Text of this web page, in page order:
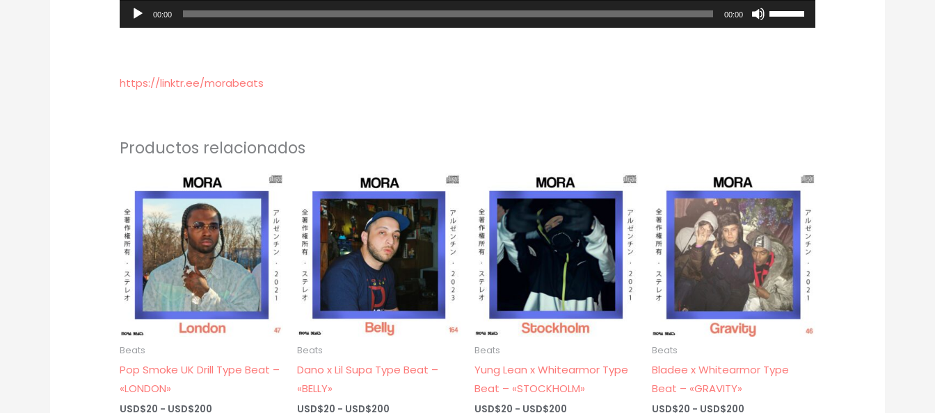
Reproductor
de
00:00 00:00
Utiliza
las
disminuir
el
volumen.
https://linktr.ee/morabeats
Productos relacionados
Beats
Pop Smoke UK Drill Type Beat –
«LONDON»
USD$20 - USD$200
Beats
Dano x Lil Supa Type Beat –
«BELLY»
USD$20 - USD$200
Beats
Yung Lean x Whitearmor Type
Beat – «STOCKHOLM»
USD$20 - USD$200Rango
Beats
Bladee x Whitearmor Type
Beat – «GRAVITY»
USD$20 - USD$200Rango